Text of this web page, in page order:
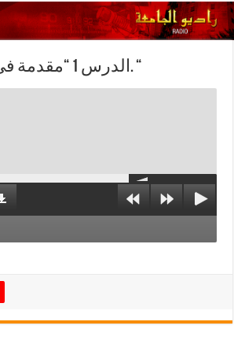
الدرس 1 “مقدمة في وجوه الإعجاز. “